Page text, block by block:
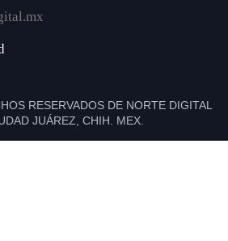
RESERVADOS DE NORTE DIGITAL
JUÁREZ, CHIH. MEX.